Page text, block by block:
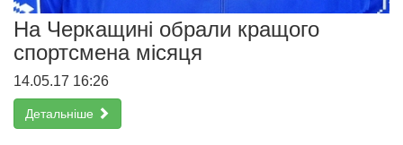
На Черкащині обрали кращого
спортсмена місяця
14.05.17 16:26
Детальніше